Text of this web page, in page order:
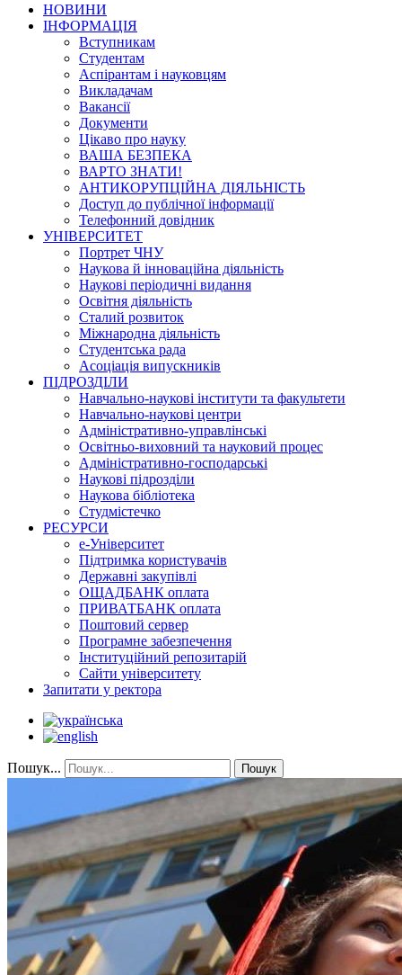
НОВИНИ
ІНФОРМАЦІЯ
Вступникам
Студентам
Аспірантам і науковцям
Викладачам
Вакансії
Документи
Цікаво про науку
ВАША БЕЗПЕКА
ВАРТО ЗНАТИ!
АНТИКОРУПЦІЙНА ДІЯЛЬНІСТЬ
Доступ до публічної інформації
Телефонний довідник
УНІВЕРСИТЕТ
Портрет ЧНУ
Наукова й інноваційна діяльність
Наукові періодичні видання
Освітня діяльність
Сталий розвиток
Міжнародна діяльність
Студентська рада
Асоціація випускників
ПІДРОЗДІЛИ
Навчально-наукові інститути та факультети
Навчально-наукові центри
Адміністративно-управлінські
Освітньо-виховний та науковий процес
Адміністративно-господарські
Наукові підрозділи
Наукова бібліотека
Студмістечко
РЕСУРСИ
е-Університет
Підтримка користувачів
Державні закупівлі
ОЩАДБАНК оплата
ПРИВАТБАНК оплата
Поштовий сервер
Програмне забезпечення
Інституційний репозитарій
Сайти університету
Запитати у ректора
Пошук... Пошук